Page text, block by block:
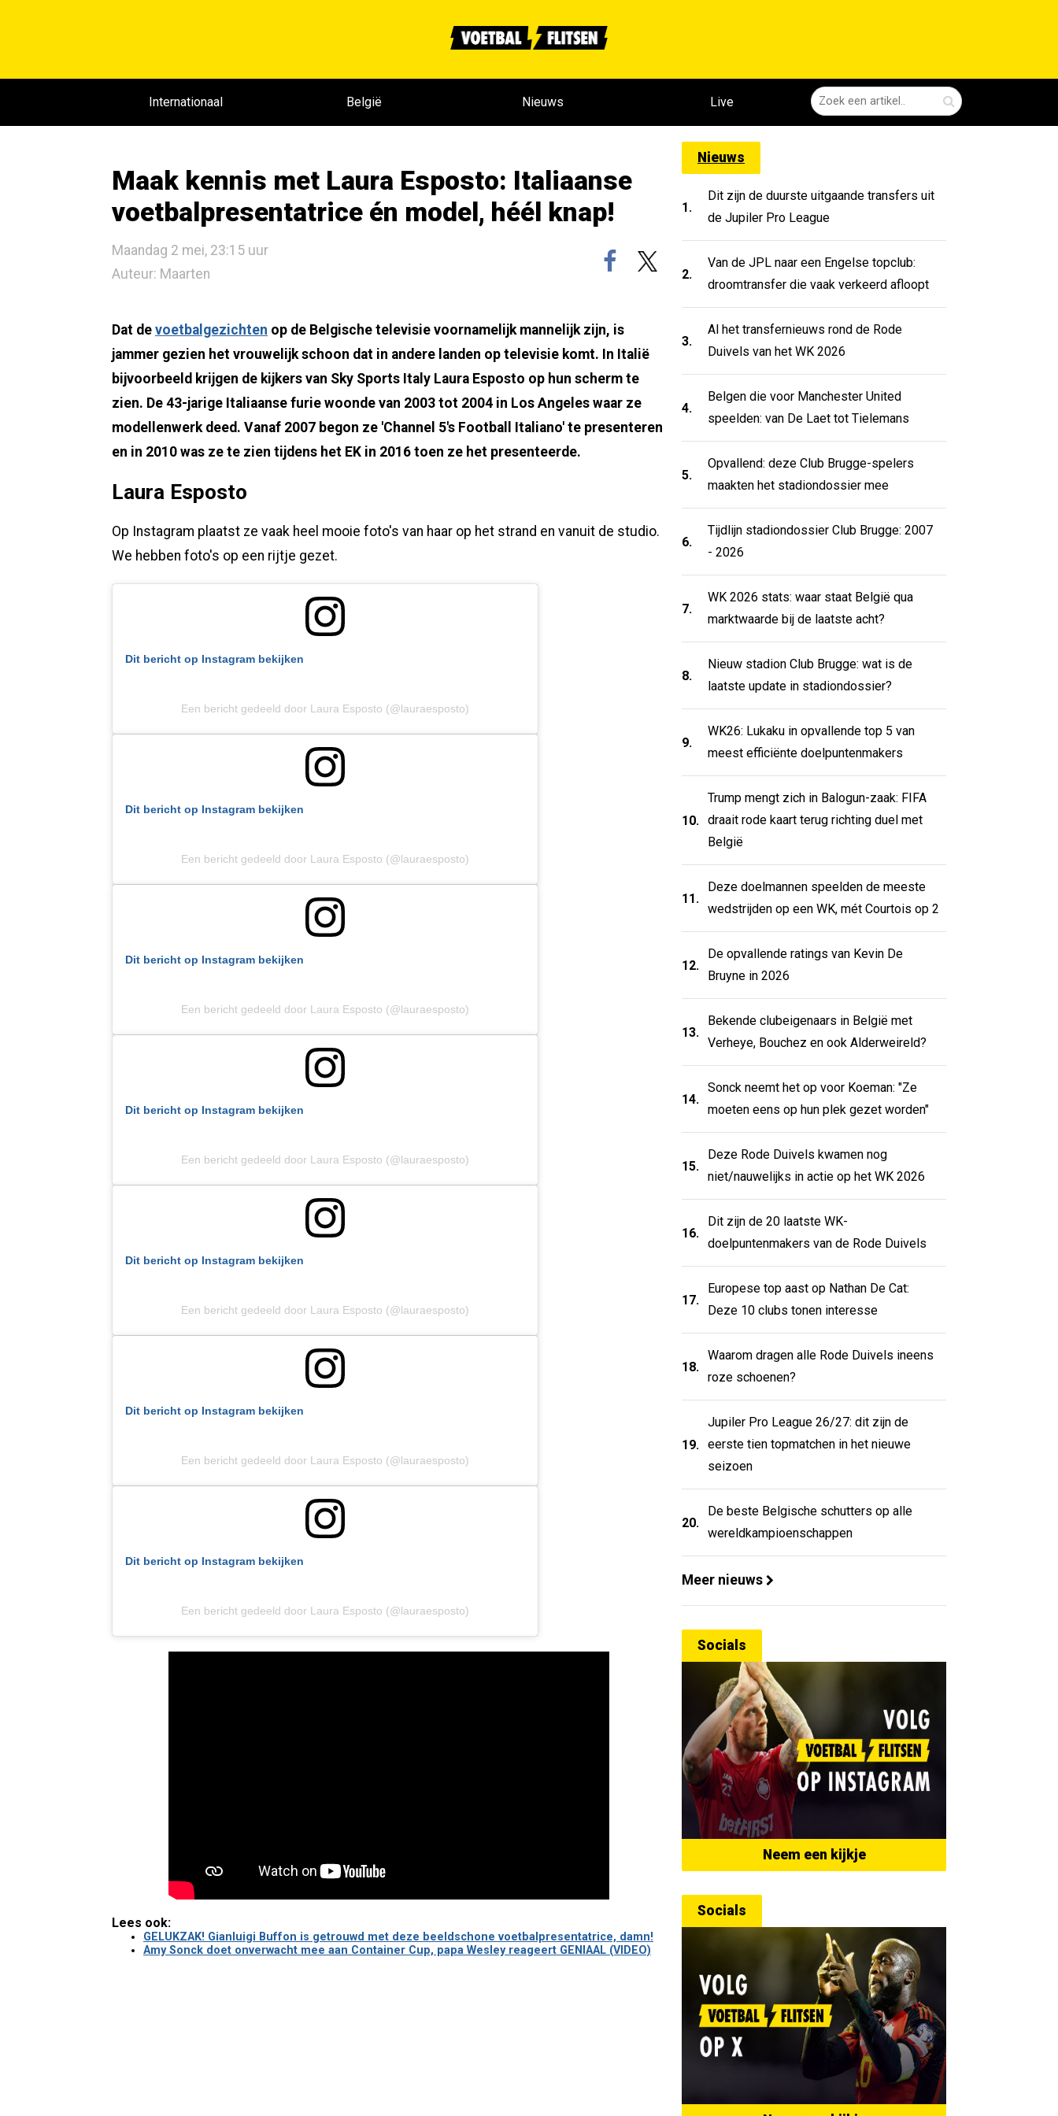
Internationaal België Nieuws Live
Maak kennis met Laura Esposto: Italiaanse
voetbalpresentatrice én model, héél knap!
Maandag 2 mei, 23:15 uur
Auteur: Maarten
Dat de voetbalgezichten op de Belgische televisie voornamelijk mannelijk zijn, is
jammer gezien het vrouwelijk schoon dat in andere landen op televisie komt. In Italië
bijvoorbeeld krijgen de kijkers van Sky Sports Italy Laura Esposto op hun scherm te
zien. De 43-jarige Italiaanse furie woonde van 2003 tot 2004 in Los Angeles waar ze
modellenwerk deed. Vanaf 2007 begon ze 'Channel 5's Football Italiano' te presenteren
en in 2010 was ze te zien tijdens het EK in 2016 toen ze het presenteerde.
Laura Esposto
Op Instagram plaatst ze vaak heel mooie foto's van haar op het strand en vanuit de studio.
We hebben foto's op een rijtje gezet.
Dit bericht op Instagram bekijken
Een bericht gedeeld door Laura Esposto (@lauraesposto)
Dit bericht op Instagram bekijken
Een bericht gedeeld door Laura Esposto (@lauraesposto)
Dit bericht op Instagram bekijken
Een bericht gedeeld door Laura Esposto (@lauraesposto)
Dit bericht op Instagram bekijken
Een bericht gedeeld door Laura Esposto (@lauraesposto)
Dit bericht op Instagram bekijken
Een bericht gedeeld door Laura Esposto (@lauraesposto)
Dit bericht op Instagram bekijken
Een bericht gedeeld door Laura Esposto (@lauraesposto)
Dit bericht op Instagram bekijken
Een bericht gedeeld door Laura Esposto (@lauraesposto)
Lees ook:
GELUKZAK! Gianluigi Buffon is getrouwd met deze beeldschone voetbalpresentatrice, damn!
Amy Sonck doet onverwacht mee aan Container Cup, papa Wesley reageert GENIAAL (VIDEO)
Nieuws
1.
Dit zijn de duurste uitgaande transfers uit
de Jupiler Pro League
2.
Van de JPL naar een Engelse topclub:
droomtransfer die vaak verkeerd afloopt
3.
Al het transfernieuws rond de Rode
Duivels van het WK 2026
4.
Belgen die voor Manchester United
speelden: van De Laet tot Tielemans
5.
Opvallend: deze Club Brugge-spelers
maakten het stadiondossier mee
6.
Tijdlijn stadiondossier Club Brugge: 2007
- 2026
7.
WK 2026 stats: waar staat België qua
marktwaarde bij de laatste acht?
8.
Nieuw stadion Club Brugge: wat is de
laatste update in stadiondossier?
9.
WK26: Lukaku in opvallende top 5 van
meest efficiënte doelpuntenmakers
10.
Trump mengt zich in Balogun-zaak: FIFA
draait rode kaart terug richting duel met
België
11.
Deze doelmannen speelden de meeste
wedstrijden op een WK, mét Courtois op 2
12.
De opvallende ratings van Kevin De
Bruyne in 2026
13.
Bekende clubeigenaars in België met
Verheye, Bouchez en ook Alderweireld?
14.
Sonck neemt het op voor Koeman: "Ze
moeten eens op hun plek gezet worden"
15.
Deze Rode Duivels kwamen nog
niet/nauwelijks in actie op het WK 2026
16.
Dit zijn de 20 laatste WK-
doelpuntenmakers van de Rode Duivels
17.
Europese top aast op Nathan De Cat:
Deze 10 clubs tonen interesse
18.
Waarom dragen alle Rode Duivels ineens
roze schoenen?
19.
Jupiler Pro League 26/27: dit zijn de
eerste tien topmatchen in het nieuwe
seizoen
20.
De beste Belgische schutters op alle
wereldkampioenschappen
Meer nieuws
Socials
Neem een kijkje
Socials